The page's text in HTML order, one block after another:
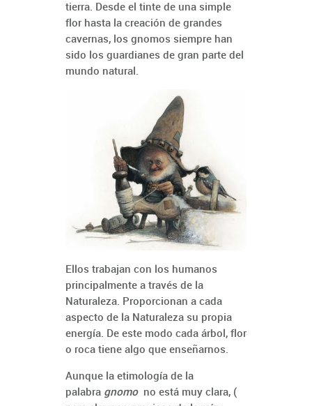
tierra. Desde el tinte de una simple
flor hasta la creación de grandes
cavernas, los gnomos siempre han
sido los guardianes de gran parte del
mundo natural.
Ellos trabajan con los humanos
principalmente a través de la
Naturaleza. Proporcionan a cada
aspecto de la Naturaleza su propia
energía. De este modo cada árbol, flor
o roca tiene algo que enseñarnos.
Aunque la etimología de la
palabra gnomono está muy clara, (